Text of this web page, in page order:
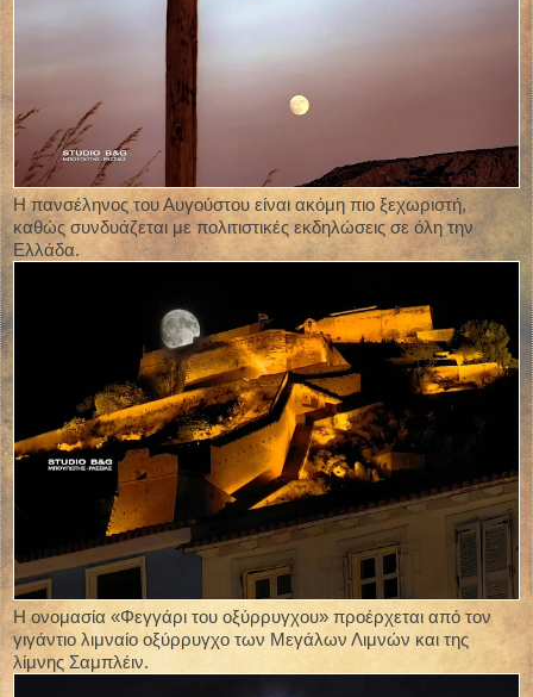
Η πανσέληνος του Αυγούστου είναι ακόμη πιο ξεχωριστή,
καθώς συνδυάζεται με πολιτιστικές εκδηλώσεις σε όλη την
Ελλάδα.
Η ονομασία «Φεγγάρι του οξύρρυγχου» προέρχεται από τον
γιγάντιο λιμναίο οξύρρυγχο των Μεγάλων Λιμνών και της
λίμνης Σαμπλέιν.